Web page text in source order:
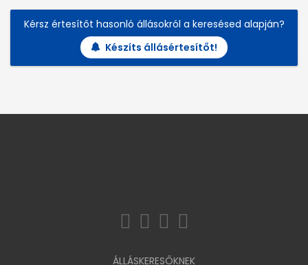
Kérsz értesítőt hasonló állásokról a keresésed alapján?
Készíts állásértesítőt!
ÁLLÁSKERESŐKNEK